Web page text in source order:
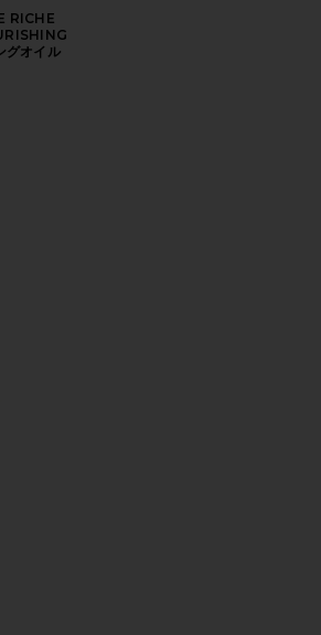
RICHE
グオイル
BIPHASE MOISTURIZING OIL モイスチャライ